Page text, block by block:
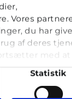
Vores
du har
af deres
med at
Statistik
18 år · 1 år 8
ikke verdens
meget kræsen,